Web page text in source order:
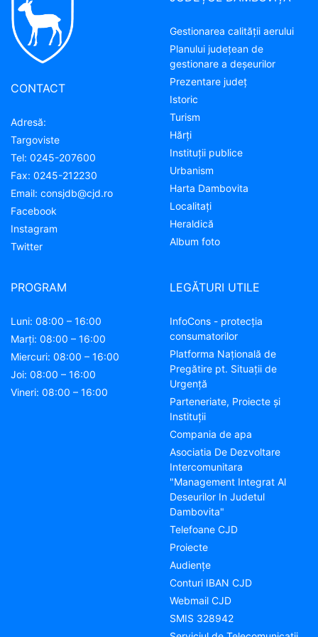
CONTACT
Adresă:
Targoviste
Tel: 0245-207600
Fax: 0245-212230
Email: consjdb@cjd.ro
Facebook
Instagram
Twitter
Gestionarea calității aerului
Planului județean de
gestionare a deșeurilor
Prezentare judeţ
Istoric
Turism
Hărţi
Instituţii publice
Urbanism
Harta Dambovita
Localitaţi
Heraldică
Album foto
LEGĂTURI UTILE
InfoCons - protecția
consumatorilor
Platforma Națională de
Pregătire pt. Situații de
Urgență
Parteneriate, Proiecte și
Instituții
Compania de apa
Asociatia De Dezvoltare
Intercomunitara
"Management Integrat Al
Deseurilor In Judetul
Dambovita"
Telefoane CJD
Proiecte
Audienţe
Conturi IBAN CJD
Webmail CJD
SMIS 328942
PROGRAM
Luni: 08:00 – 16:00
Marți: 08:00 – 16:00
Miercuri: 08:00 – 16:00
Joi: 08:00 – 16:00
Vineri: 08:00 – 16:00